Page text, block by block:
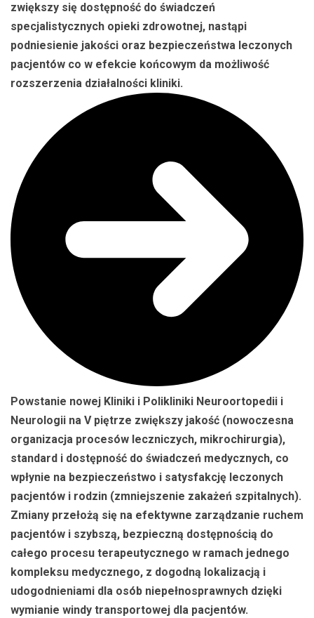
zwiększy się dostępność do świadczeń
specjalistycznych opieki zdrowotnej, nastąpi
podniesienie jakości oraz bezpieczeństwa leczonych
pacjentów co w efekcie końcowym da możliwość
rozszerzenia działalności kliniki.
Powstanie nowej Kliniki i Polikliniki Neuroortopedii i
Neurologii na V piętrze zwiększy jakość (nowoczesna
organizacja procesów leczniczych, mikrochirurgia),
standard i dostępność do świadczeń medycznych, co
wpłynie na bezpieczeństwo i satysfakcję leczonych
pacjentów i rodzin (zmniejszenie zakażeń szpitalnych).
Zmiany przełożą się na efektywne zarządzanie ruchem
pacjentów i szybszą, bezpieczną dostępnością do
całego procesu terapeutycznego w ramach jednego
kompleksu medycznego, z dogodną lokalizacją i
udogodnieniami dla osób niepełnosprawnych dzięki
wymianie windy transportowej dla pacjentów.